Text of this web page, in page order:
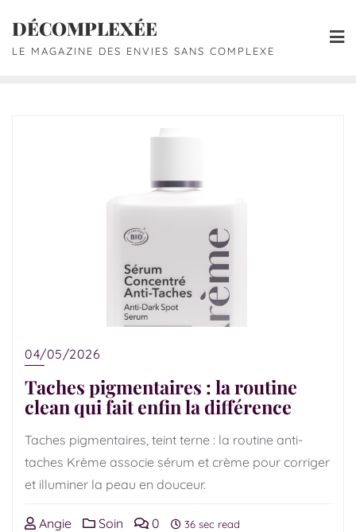
DÉCOMPLEXÉE
LE MAGAZINE DES ENVIES SANS COMPLEXE
04/05/2026
Taches pigmentaires : la routine
clean qui fait enfin la différence
Taches pigmentaires, teint terne : la routine anti-
taches Krème associe sérum et crème pour corriger
et illuminer la peau en douceur.
Angie Soin 0 36 sec read